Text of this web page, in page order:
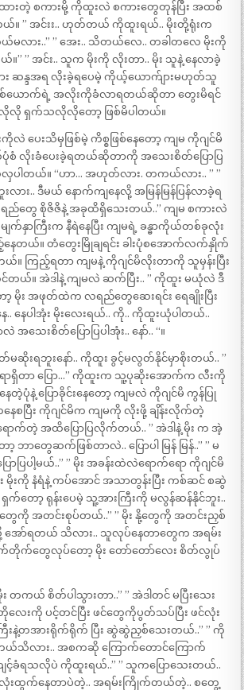
တဲ့ စကားမို့ ကိုထူးလဲ စကားတွေတုန်ပြီး အထစ်
တယ်။ ” အင်းး.. ဟုတ်တယ် ကိုထူးရယ်.. မိုးတို့ရုံးက
ယ်မလား..” ” အေး.. သိတယ်လေ.. တခါတလေ မိုးကို
” ” အင်း.. သူက မိုးကို လိုးတာ.. မိုး သူနဲ့ နေလာခဲ့
ဆန္ဒအရ လိုးခဲ့ရပေမဲ့ ကိုယ့်ယောက်ျားမဟုတ်သူ
တစ်ယောက်ရဲ့ အလိုးကိုခံလာရတယ်ဆိုတာ တွေးမိရင်
လို ရှက်သလိုလိုတော့ ဖြစ်မိပါတယ်။
ပေးသိမှဖြစ်မဲ့ ကိစ္စဖြစ်နေတော့ ကျမ ကိုဂျင်မိ
းခံပေးခဲ့ရတယ်ဆိုတာကို အသေးစိတ်ပြောပြ
ပါတယ်။ “ဟာ… အဟုတ်လား. တကယ်လား.. ” ”
း.. ဒီမယ် နောက်ကျနေလို့ အမြန်မြန်ပြန်လာခဲ့ရ
တွေ စိုဇိဇိနဲ့ အခုထိရှိသေးတယ်..” ကျမ စကားလဲ
က်နှာကြီးက နီရဲနေပြီး ကျမရဲ့ ခန္ဓာကိုယ်တစ်ခုလုံး
နေတယ်။ တံတွေးမြိုချရင်း ခါးပုံစအောက်လက်နှိုက်
ကြည့်ရတာ ကျမနဲ့ ကိုဂျင်မိလိုးတာကို သူမှန်းပြီး
ယ်။ အဲဒါနဲ့ ကျမလဲ ဆက်ပြီး.. ” ကိုထူး မယုံလဲ ဒီ
မိုး အဖုတ်ထဲက လရည်တွေဆေးရင်း ရေချိုးပြီး
ေ.. နေပါအုံး မိုးလေးရယ်.. ကို.. ကိုထူးယုံပါတယ်..
ေးစိတ်ပြောပြပါအုံး.. နော်.. “။
တ်မဆိုးရဘူးနော်.. ကိုထူး ခွင့်မလွတ်နိုင်မှာစိုးတယ်.. ”
ရာရှိတာ ပြော…” ကိုထူးက သူ့ပုဆိုးအောက်က လီးကို
တဲ့ပုံနဲ့ ပြောခိုင်းနေတော့ ကျမလဲ ကိုဂျင်မိ ကွန်ပြု
စပြီး ကိုဂျင်မိက ကျမကို လိုးဖို့ ချိန်းလိုက်တဲ့
ာက်တဲ့ အထိပြောပြလိုက်တယ်.. ” အဲဒါနဲ့ မိုး က အဲ့
ဘာတွေဆက်ဖြစ်တာလဲ.. ပြောပါ မြန် မြန်..” ” မ
ာပြပါ့မယ်..” ” မိုး အခန်းထဲလဲရောက်ရော ကိုဂျင်မိ
း မိုးကို နံရံနဲ့ ကပ်အောင် အသာတွန်းပြီး ကစ်ဆင် စဆွဲ
က်တော့ ရုန်းပေမဲ့ သူ့အားကြီးကို မလွန်ဆန်နိုင်ဘူး..
ာတွေကို အတင်းစုပ်တယ်..” ” မိုး နို့တွေကို အတင်းညှစ်
အော်ရတယ် သိလား.. သူလုပ်နေတာတွေက အရမ်း
က်တိုက်တွေလုပ်တော့ မိုး တော်တော်လေး စိတ်လွုပ်
တကယ် စိတ်ပါသွားတာ..” ” အဲဒါတင် မပြီးသေး
ေးကို ပင့်တင်ပြီး ဖင်တွေကိုပွတ်သပ်ပြီး ဖင်လုံး
းနဲ့တအားရိုက်ရိုက် ပြီး ဆွဲဆွဲညှစ်သေးတယ်..” ” ကို
တယ်သိလား.. အစကဆို ကြောက်တောင်ကြောက်
င့်ခံရသလိုပဲ ကိုထူးရယ်..” ” သူကပြောသေးတယ်..
လုံးထွက်နေတာပဲတဲ့.. အရမ်းကြိုက်တယ်တဲ့.. စတွေ့